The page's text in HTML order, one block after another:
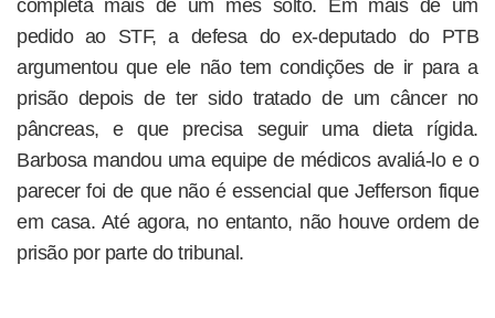
completa mais de um mês solto. Em mais de um
pedido ao STF, a defesa do ex-deputado do PTB
argumentou que ele não tem condições de ir para a
prisão depois de ter sido tratado de um câncer no
pâncreas, e que precisa seguir uma dieta rígida.
Barbosa mandou uma equipe de médicos avaliá-lo e o
parecer foi de que não é essencial que Jefferson fique
em casa. Até agora, no entanto, não houve ordem de
prisão por parte do tribunal.